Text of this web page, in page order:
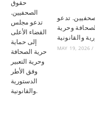
تدعو
وحرية
MAY 19, 2026 /